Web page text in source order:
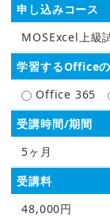
申し込みコース
MOSExcel上級
学習するOffice
Office 365
受講時間/期間
5ヶ月
受講料
48,000円